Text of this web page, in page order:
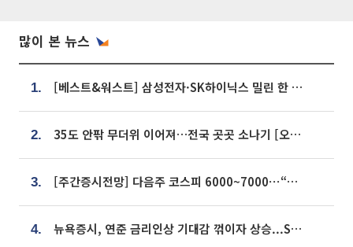
많이 본 뉴스
1. [베스트&워스트] 삼성전자·SK하이닉스 밀린 한 주…상상인증권은 85% 급등
2. 35도 안팎 무더위 이어져…전국 곳곳 소나기 [오늘 날씨]
3. [주간증시전망] 다음주 코스피 6000~7000⋯“外人 수급은 정책이 변수”
4. 뉴욕증시, 연준 금리인상 기대감 꺾이자 상승...S&P500 사상 최고치 [종합]